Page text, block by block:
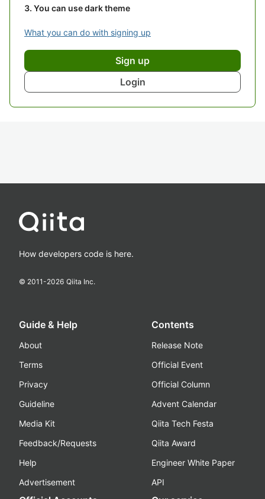
You can use dark theme
What you can do with signing up
Sign up
Login
How developers code is here.
© 2011-2026 Qiita Inc.
Guide & Help
About
Terms
Privacy
Guideline
Media Kit
Feedback/Requests
Help
Advertisement
Contents
Release Note
Official Event
Official Column
Advent Calendar
Qiita Tech Festa
Qiita Award
Engineer White Paper
API